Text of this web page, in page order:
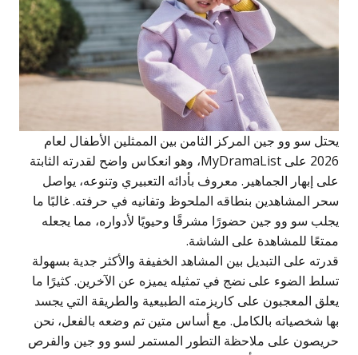
سو وو جين المركز الثامن بين الممثلين الأطفال لعام
2026 على MyDramaList، وهو انعكاس واضح لقدرته الثابتة
إبهار الجماهير. معروف بأدائه التعبيري وتنوعه، يواصل
المشاهدين بنطاقه الملحوظ وتفانيه في حرفته. غالبًا ما
سو وو جين حضورًا مشرقًا وحيويًا لأدواره، مما يجعله
للمشاهدة على الشاشة.
على التبديل بين المشاهد الخفيفة والأكثر جدية بسهولة
الضوء على نضج في تمثيله يميزه عن الآخرين. كثيرًا ما
المعجبون على كاريزمته الطبيعية والطريقة التي يجسد
شخصياته بالكامل. مع أساس متين تم وضعه بالفعل، نحن
على ملاحظة التطور المستمر لسو وو جين والفرص